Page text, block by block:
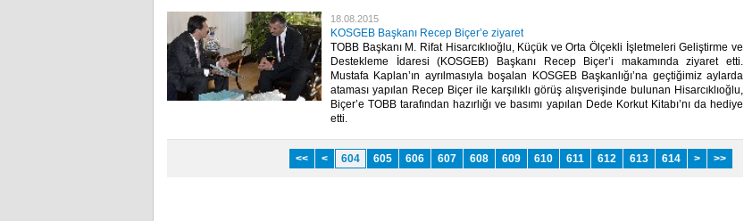
18.08.2015
KOSGEB Başkanı Recep Biçer’e ziyaret
TOBB Başkanı M. Rifat Hisarcıklıoğlu, Küçük ve Orta Ölçekli İşletmeleri Geliştirme ve
Destekleme İdaresi (KOSGEB) Başkanı Recep Biçer’i makamında ziyaret etti.
Mustafa Kaplan’ın ayrılmasıyla boşalan KOSGEB Başkanlığı’na geçtiğimiz aylarda
ataması yapılan Recep Biçer ile karşılıklı görüş alışverişinde bulunan Hisarcıklıoğlu,
Biçer’e TOBB tarafından hazırlığı ve basımı yapılan Dede Korkut Kitabı’nı da hediye
etti.​
<< < 604 605 606 607 608 609 610 611 612 613 614 > >>